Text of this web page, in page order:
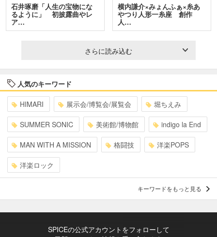
石井琢磨「人生の宝物にな
るように」 初披露曲やレ
ア…
横内謙介×みょんふぁ×糸あ
やつり人形一糸座 創作
人…
さらに読み込む
人気のキーワード
HIMARI 展示会/博覧会/展覧会 堀ちえみ
SUMMER SONIC 美術館/博物館 indigo la End
MAN WITH A MISSION 格闘技 洋楽POPS
洋楽ロック
キーワードをもっと見る
SPICEの公式アカウントをフォローして